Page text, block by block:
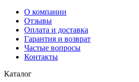
О компании
Отзывы
Оплата и доставка
Гарантия и возврат
Частые вопросы
Контакты
Каталог